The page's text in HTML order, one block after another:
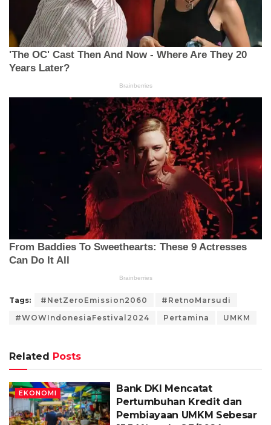
Tags: #NetZeroEmission2060
#RetnoMarsudi
#WOWIndonesiaFestival2024
Pertamina UMKM
Related Posts
EKONOMI
Bank DKI Mencatat
Pertumbuhan Kredit dan
Pembiayaan UMKM Sebesar